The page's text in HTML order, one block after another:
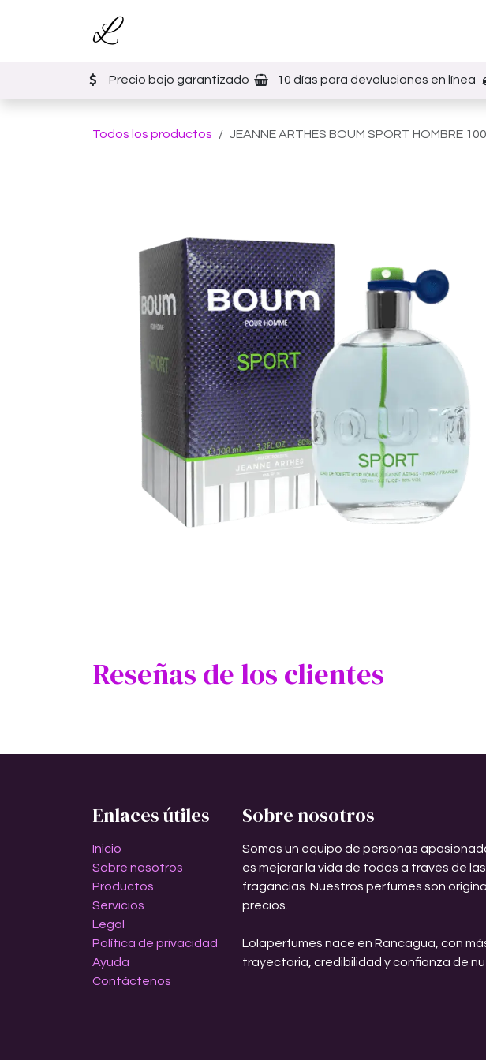
Precio bajo garantizado 10 días para devoluciones en línea
Todos los productos JEANNE ARTHES BOUM SPORT HOMBRE
Reseñas de los clientes
Enlaces útiles
Inicio
Sobre nosotros
Productos
Servicios
Legal
Política de privacidad
Ayuda
Contáctenos
Sobre nosotros
Somos un equipo de personas
es mejorar la vida de todos a través de
fragancias. Nuestros perfumes son
precios.
Lolaperfumes nace en Rancagua, con
trayectoria, credibilidad y confianza de